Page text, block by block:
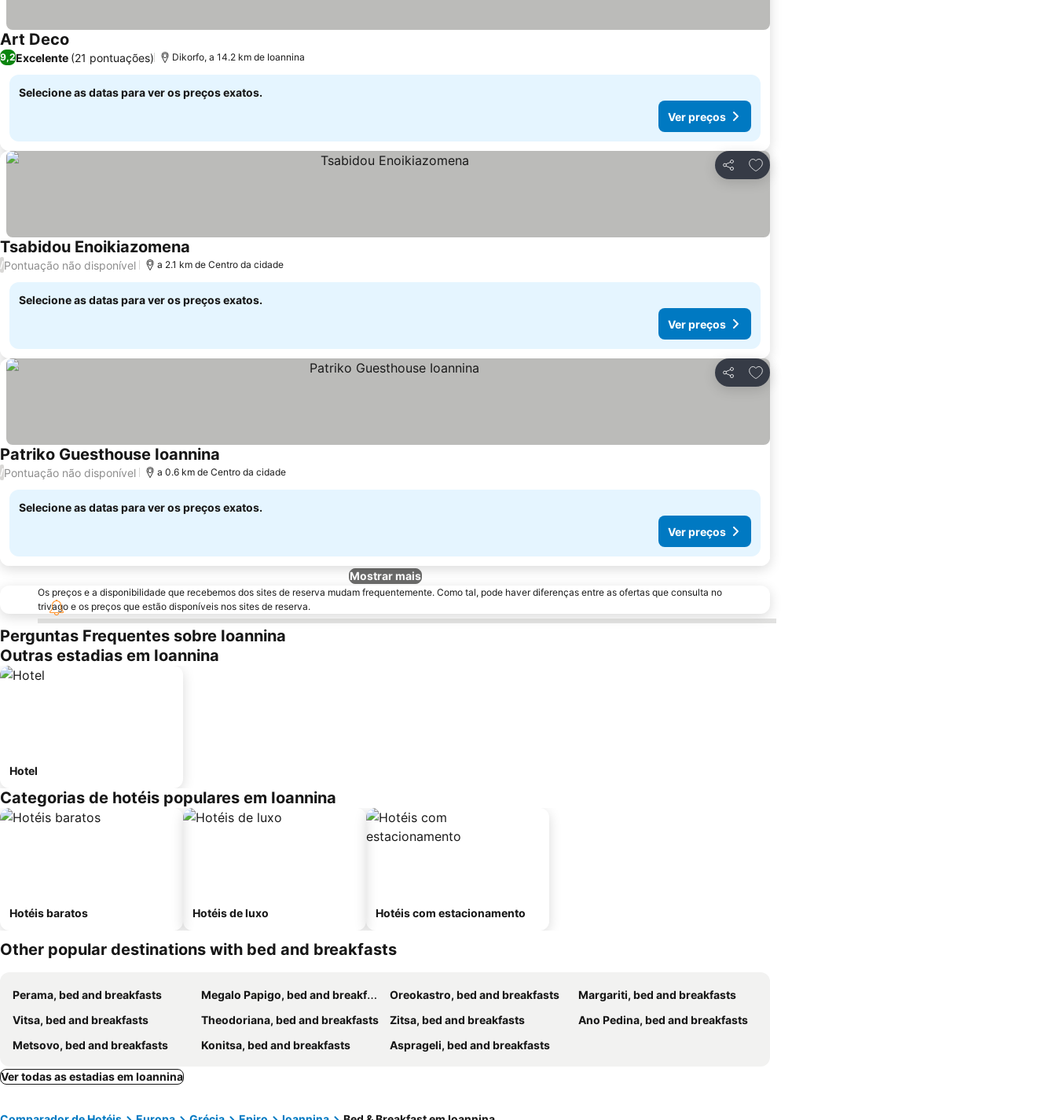
Art Deco
9,2Excelente (21 pontuações) Dikorfo, a 14.2 km de Ioannina
Selecione as datas para ver os preços exatos.
Ver preços
Partilhar
Adicionar aos favoritos
Tsabidou Enoikiazomena
/Pontuação não disponível a 2.1 km de Centro da cidade
Selecione as datas para ver os preços exatos.
Ver preços
Partilhar
Adicionar aos favoritos
Patriko Guesthouse Ioannina
/Pontuação não disponível a 0.6 km de Centro da cidade
Selecione as datas para ver os preços exatos.
Ver preços
Mostrar mais
Os preços e a disponibilidade que recebemos dos sites de reserva mudam frequentemente. Como tal, pode haver diferenças entre as ofertas que consulta no
trivago e os preços que estão disponíveis nos sites de reserva.
Perguntas Frequentes sobre Ioannina
Outras estadias em Ioannina
Hotel
Categorias de hotéis populares em Ioannina
Hotéis baratos Hotéis de luxo Hotéis com estacionamento
Other popular destinations with bed and breakfasts
Perama, bed and breakfasts Megalo Papigo, bed and breakfasts Oreokastro, bed and breakfasts
Margariti, bed and breakfasts
Vitsa, bed and breakfasts
Theodoriana, bed and breakfasts Zitsa, bed and breakfasts
Ano Pedina, bed and breakfasts
Metsovo, bed and breakfasts
Konitsa, bed and breakfasts Asprageli, bed and breakfasts
Ver todas as estadias em Ioannina